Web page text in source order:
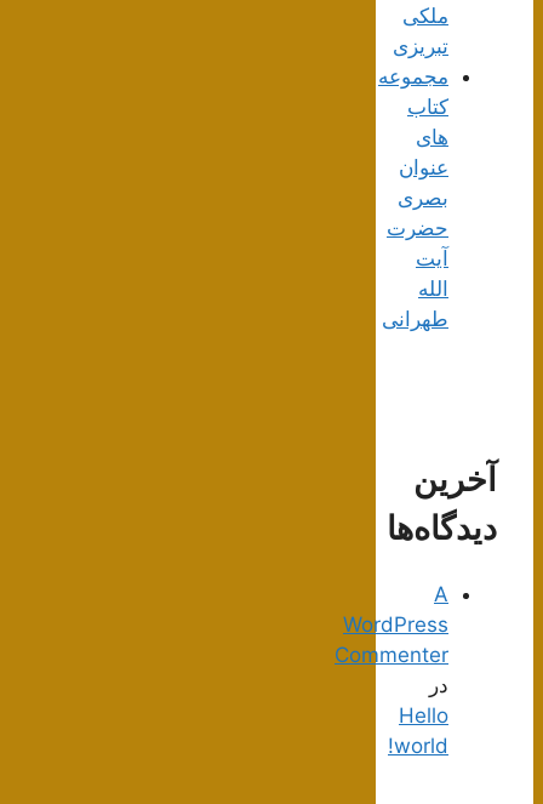
ملکی
تبریزی
مجموعه
کتاب
های
عنوان
بصری
حضرت
آیت
الله
طهرانی
آخرین
دیدگاه‌ها
A
WordPress
Commenter
در
Hello
world!